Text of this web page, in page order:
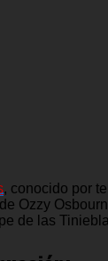
, conocido por
Ozzy
de las